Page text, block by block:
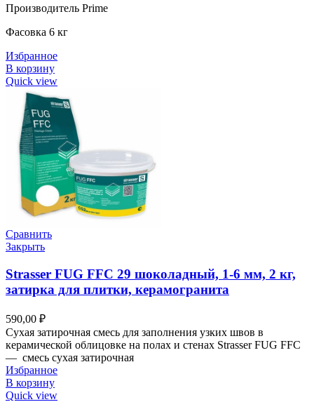
Производитель Prime
Фасовка 6 кг
Избранное
В корзину
Quick view
Сравнить
Закрыть
Strasser FUG FFC 29 шоколадный, 1-6 мм, 2 кг,
затирка для плитки, керамогранита
590,00 ₽
Сухая затирочная смесь для заполнения узких швов в
керамической облицовке на полах и стенах Strasser FUG FFC
— смесь сухая затирочная
Избранное
В корзину
Quick view